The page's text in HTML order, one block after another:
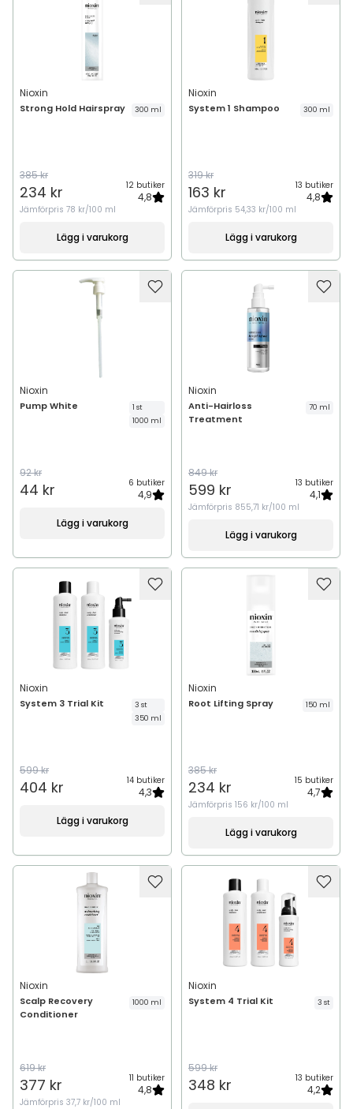
Nioxin
Strong Hold Hairspray 300 ml
385 kr
234 kr 12 butiker
4,8
Jämförpris 78 kr/100 ml
Lägg i varukorg
Nioxin
System 1 Shampoo 300 ml
319 kr
163 kr 13 butiker
4,8
Jämförpris 54,33 kr/100 ml
Lägg i varukorg
Nioxin
Pump White
1 st
1000 ml
92 kr
44 kr 6 butiker
4,9
Lägg i varukorg
Nioxin
Anti-Hairloss
Treatment
70 ml
849 kr
599 kr 13 butiker
4,1
Jämförpris 855,71 kr/100 ml
Lägg i varukorg
Nioxin
System 3 Trial Kit
3 st
350 ml
599 kr
404 kr 14 butiker
4,3
Lägg i varukorg
Nioxin
Root Lifting Spray 150 ml
385 kr
234 kr 15 butiker
4,7
Jämförpris 156 kr/100 ml
Lägg i varukorg
Nioxin
Scalp Recovery
Conditioner
1000 ml
619 kr
377 kr 11 butiker
4,8
Jämförpris 37,7 kr/100 ml
Nioxin
System 4 Trial Kit 3 st
599 kr
348 kr 13 butiker
4,2